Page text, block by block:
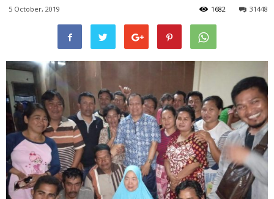
5 October, 2019 31448
1682